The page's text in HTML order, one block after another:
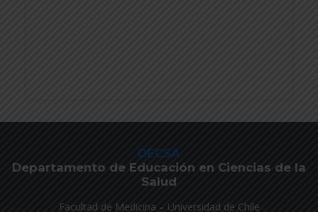
DECSA
Departamento de Educación en Ciencias de la
Salud
Facultad de Medicina – Universidad de Chile